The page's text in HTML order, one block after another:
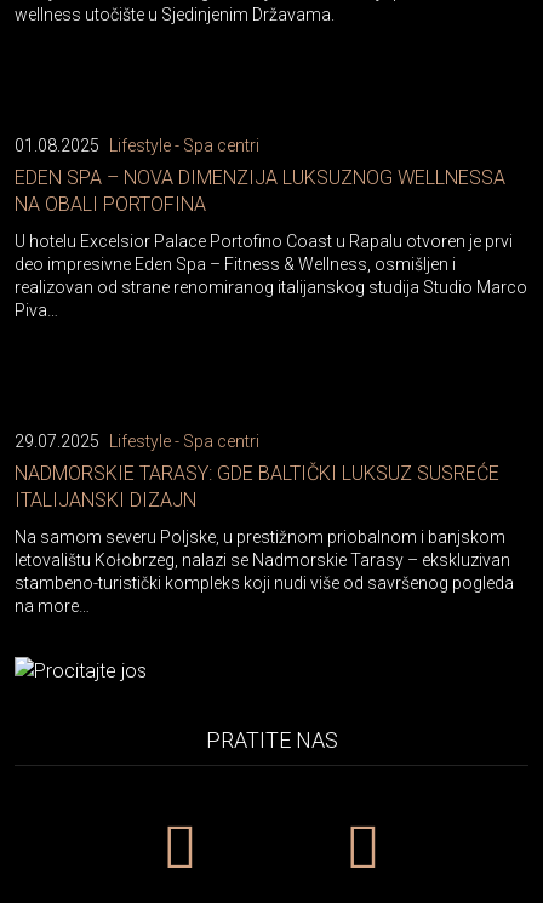
wellness utočište u Sjedinjenim Državama.
01.08.2025 Lifestyle - Spa centri
EDEN SPA – NOVA DIMENZIJA LUKSUZNOG WELLNESSA
NA OBALI PORTOFINA
U hotelu Excelsior Palace Portofino Coast u Rapalu otvoren je prvi
deo impresivne Eden Spa – Fitness & Wellness, osmišljen i
realizovan od strane renomiranog italijanskog studija Studio Marco
Piva…
29.07.2025 Lifestyle - Spa centri
NADMORSKIE TARASY: GDE BALTIČKI LUKSUZ SUSREĆE
ITALIJANSKI DIZAJN
Na samom severu Poljske, u prestižnom priobalnom i banjskom
letovalištu Kołobrzeg, nalazi se Nadmorskie Tarasy – ekskluzivan
stambeno-turistički kompleks koji nudi više od savršenog pogleda
na more…
PRATITE NAS